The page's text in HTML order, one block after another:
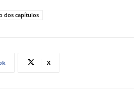
dos capítulos
X